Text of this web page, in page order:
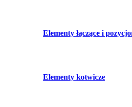
Elementy łączące i
Elementy kotwicze